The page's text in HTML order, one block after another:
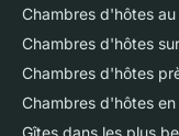
Chambres d'hôtes
Chambres d'hôtes
Chambres d'hôtes
Chambres d'hôtes
Gîtes dans les plus